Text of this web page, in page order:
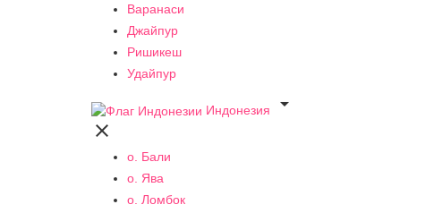
Варанаси
Джайпур
Ришикеш
Удайпур
Индонезия


о. Бали
о. Ява
о. Ломбок